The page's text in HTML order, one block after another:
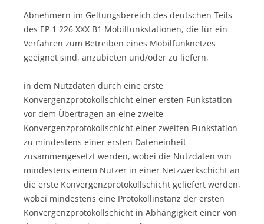
Abnehmern im Geltungsbereich des deutschen Teils
des EP 1 226 XXX B1 Mobilfunkstationen, die für ein
Verfahren zum Betreiben eines Mobilfunknetzes
geeignet sind, anzubieten und/oder zu liefern,
in dem Nutzdaten durch eine erste
Konvergenzprotokollschicht einer ersten Funkstation
vor dem Übertragen an eine zweite
Konvergenzprotokollschicht einer zweiten Funkstation
zu mindestens einer ersten Dateneinheit
zusammengesetzt werden, wobei die Nutzdaten von
mindestens einem Nutzer in einer Netzwerkschicht an
die erste Konvergenzprotokollschicht geliefert werden,
wobei mindestens eine Protokollinstanz der ersten
Konvergenzprotokollschicht in Abhängigkeit einer von